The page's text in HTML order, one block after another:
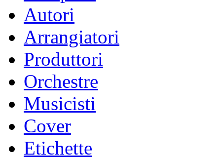
Autori
Arrangiatori
Produttori
Orchestre
Musicisti
Cover
Etichette